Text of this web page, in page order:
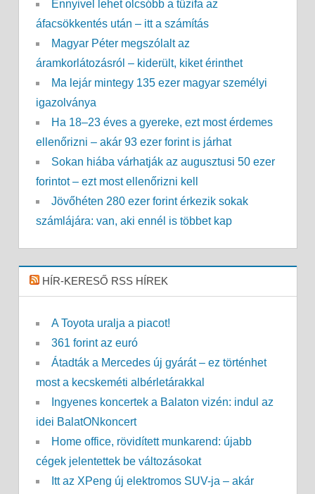
Ennyivel lehet olcsóbb a tűzifa az
áfacsökkentés után – itt a számítás
Magyar Péter megszólalt az
áramkorlátozásról – kiderült, kiket érinthet
Ma lejár mintegy 135 ezer magyar személyi
igazolványa
Ha 18–23 éves a gyereke, ezt most érdemes
ellenőrizni – akár 93 ezer forint is járhat
Sokan hiába várhatják az augusztusi 50 ezer
forintot – ezt most ellenőrizni kell
Jövőhéten 280 ezer forint érkezik sokak
számlájára: van, aki ennél is többet kap
HÍR-KERESŐ RSS HÍREK
A Toyota uralja a piacot!
361 forint az euró
Átadták a Mercedes új gyárát – ez történhet
most a kecskeméti albérletárakkal
Ingyenes koncertek a Balaton vizén: indul az
idei BalatONkoncert
Home office, rövidített munkarend: újabb
cégek jelentettek be változásokat
Itt az XPeng új elektromos SUV-ja – akár